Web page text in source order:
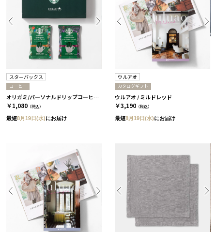
スターバックス
コーヒー
オリガミ/パーソナルドリップコーヒー［スターバックス］
￥1,080 （税込）
最短8月19日(水)にお届け
ウルアオ
カタログギフト
ウルアオ / ミルドレッド
￥3,190 （税込）
最短8月19日(水)にお届け